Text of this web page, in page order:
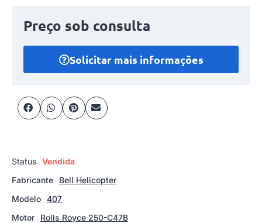
Preço sob consulta
Solicitar mais informações
Status Vendida
Fabricante
Bell Helicopter
Modelo 407
Motor
Rolls Royce 250-C47B